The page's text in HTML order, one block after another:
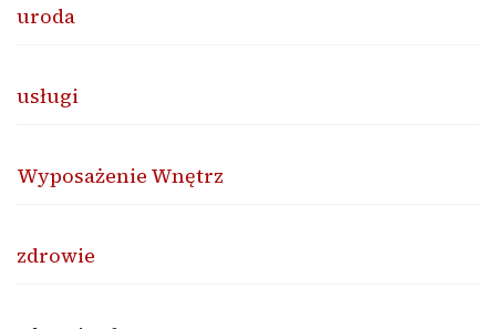
uroda
usługi
Wyposażenie Wnętrz
zdrowie